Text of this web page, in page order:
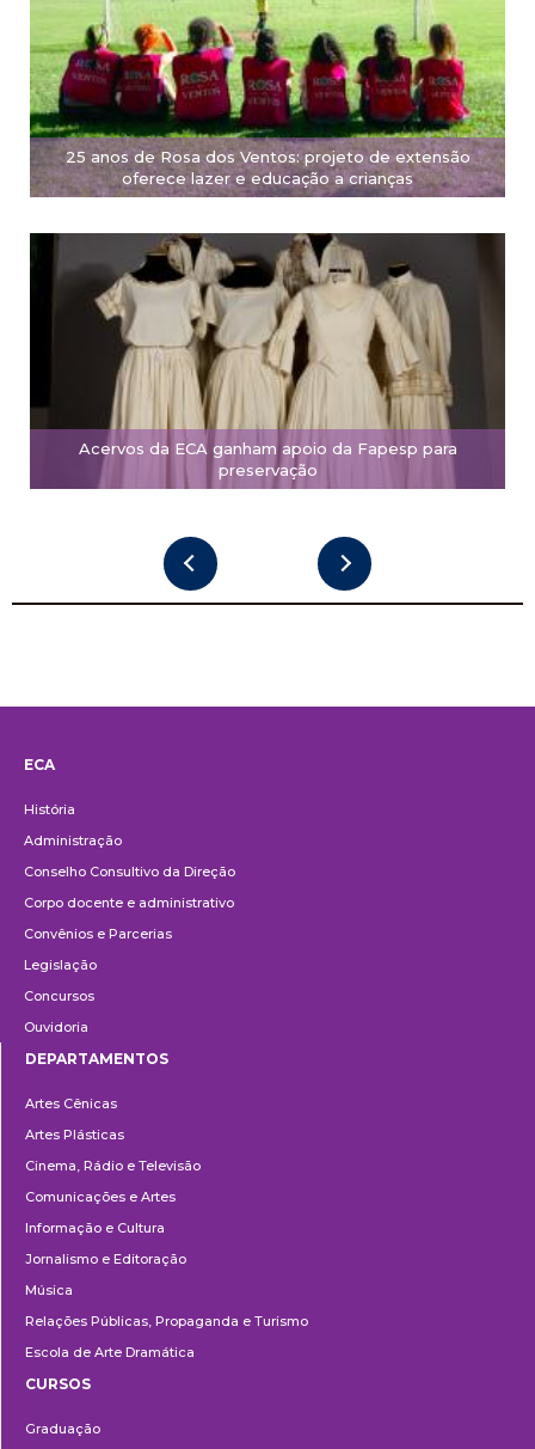
25 anos de Rosa dos Ventos: projeto de extensão
oferece lazer e educação a crianças
Acervos da ECA ganham apoio da Fapesp para
preservação
ECA
História
Administração
Conselho Consultivo da Direção
Corpo docente e administrativo
Convênios e Parcerias
Legislação
Concursos
Ouvidoria
DEPARTAMENTOS
Artes Cênicas
Artes Plásticas
Cinema, Rádio e Televisão
Comunicações e Artes
Informação e Cultura
Jornalismo e Editoração
Música
Relações Públicas, Propaganda e Turismo
Escola de Arte Dramática
CURSOS
Graduação